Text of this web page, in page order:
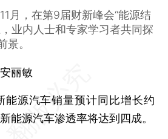
月，在第9届财新峰会“能源结
业内人士和专家学习者共同探
景。
丽敏
源汽车销量预计同比增长约
能源汽车渗透率将达到四成。